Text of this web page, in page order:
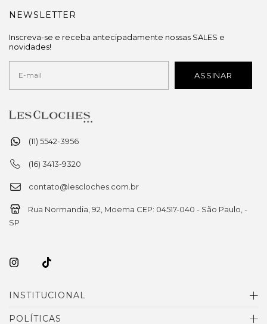
(11) 5542-3956
(16) 3413-9320
contato@lescloches.com.br
Rua Normandia, 92, Moema CEP: 04517-040 - São Paulo, -
SP
INSTITUCIONAL
POLÍTICAS
NEWSLETTER
Inscreva-se e receba antecipadamente nossas SALES e
novidades!